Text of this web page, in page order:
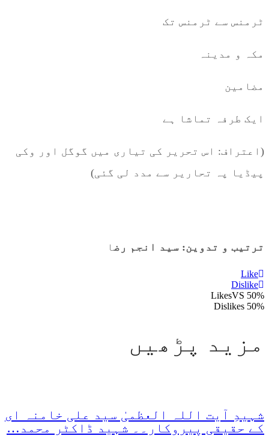
ٹرمنس سے ٹرمنس تک
مکہ و مدینہ
مضامین
ایک طرفہ تماشا ہے
(اعتراف: اس تحریر کی تیاری میں گوگل اور وکی
پیڈیا پہ تحاریر سے مدد لی گئی)
ترتیب و تدوین: سید انجم رض ا
Like
Dislike
50% Likes
VS
50% Dislikes
مزید پڑھیں
شہیدِ آیت اللہ العظمیٰ سید علی خامنہ ای
کے حقیقی پیروکار۔۔ شہید ڈاکٹر محمد…